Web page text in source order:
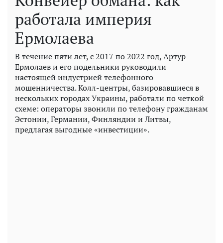
работала империя
Ермолаева
В течение пяти лет, с 2017 по 2022 год, Артур
Ермолаев и его подельники руководили
настоящей индустрией телефонного
мошенничества. Колл-центры, базировавшиеся в
нескольких городах Украины, работали по четкой
схеме: операторы звонили по телефону гражданам
Эстонии, Германии, Финляндии и Литвы,
предлагая выгодные «инвестиции».